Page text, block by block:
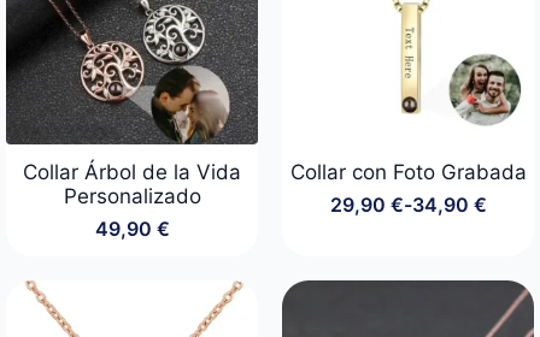
Collar Árbol de la Vida
Personalizado
49,90 €
Collar con Foto Grabada
29,90 €-34,90 €
Rango
desde